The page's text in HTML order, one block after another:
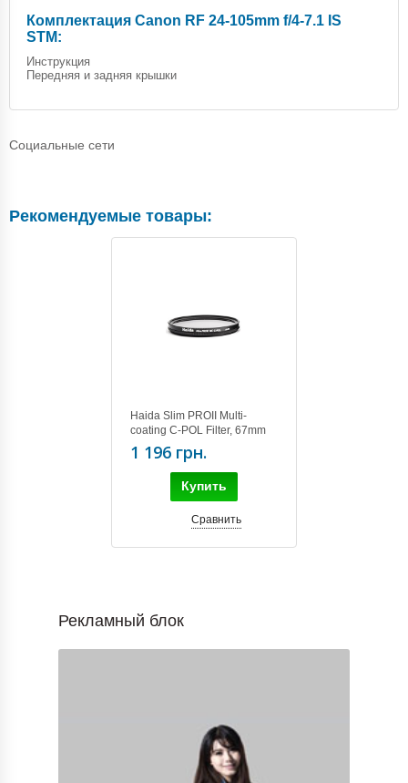
Комплектация Canon RF 24-105mm f/4-7.1 IS
STM:
Инструкция
Передняя и задняя крышки
Социальные сети
Рекомендуемые товары:
Haida Slim PROII Multi-
coating C-POL Filter, 67mm
1 196 грн.
Купить
Сравнить
Рекламный блок